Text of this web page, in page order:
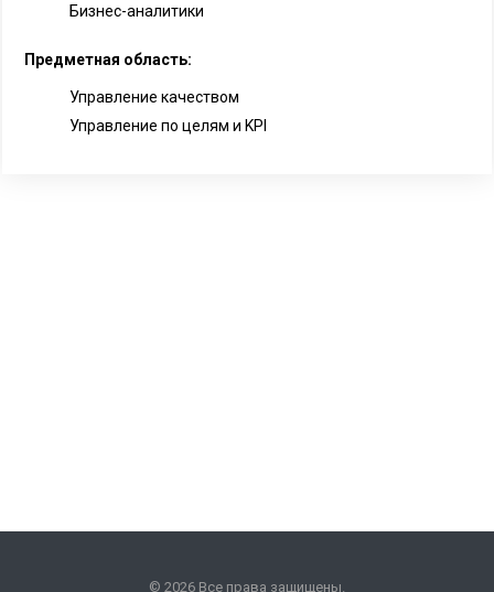
Бизнес-аналитики
Предметная область:
Управление качеством
Управление по целям и KPI
© 2026 Все права защищены.